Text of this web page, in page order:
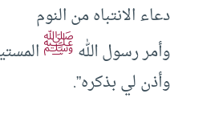
دعاء الانتباه من النوم
وأمر رسول اللهﷺ
وأذن لي بذكره”.